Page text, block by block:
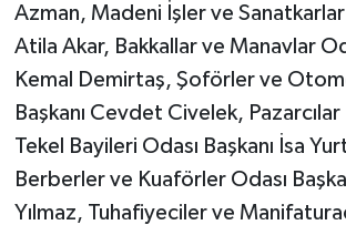
Azman, Madeni İşler ve Sanatkarlar
Atila Akar, Bakkallar ve Manavlar
Kemal Demirtaş, Şoförler ve
Başkanı Cevdet Civelek, Pazarcılar
Tekel Bayileri Odası Başkanı İsa
Berberler ve Kuaförler Odası
Yılmaz, Tuhafiyeciler ve